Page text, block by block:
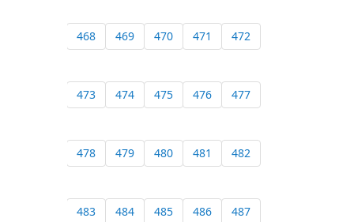
468 469 470 471 472
473 474 475 476 477
478 479 480 481 482
483 484 485 486 487